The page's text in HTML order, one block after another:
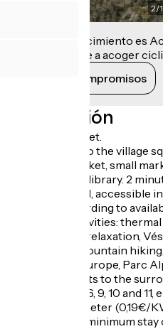
2/
Este establecimiento es
compromete a acoger
Ver sus compromisos
Descripción
Welcome basket.
1 minute walk to the village
bread, fish market, small
free municipal library. 2
swimming pool, accessible
Available according to
Numerous activities:
hydrotherapy relaxation,
and medium mountain
tyrolienne in Europe, Parc
canyoning, visits to the
In months 4, 5, 6, 9, 10 and
according to meter (0,19€/
Available for a minimum